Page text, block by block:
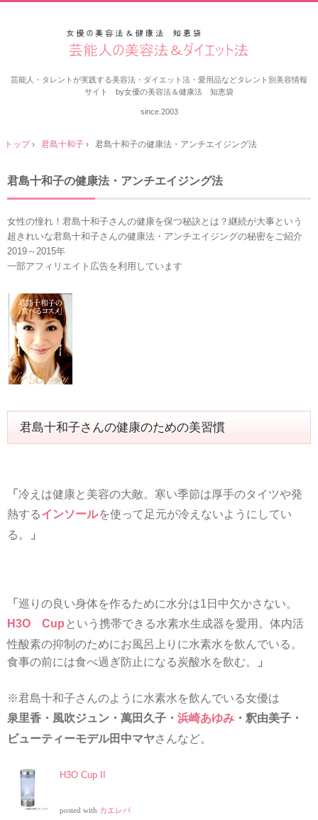
芸能人・タレントが実践する美容法・ダイエット法・愛用品などタレント別美容情報
サイト by女優の美容法＆健康法 知恵袋
since.2003
トップ› 君島十和子 › 君島十和子の健康法・アンチエイジング法
君島十和子の健康法・アンチエイジング法
女性の憧れ！君島十和子さんの健康を保つ秘訣とは？継続が大事という
超きれいな君島十和子さんの健康法・アンチエイジングの秘密をご紹介
2019～2015年
一部アフィリエイト広告を利用しています
君島十和子さんの健康のための美習慣
「 冷えは健康と美容の大敵。寒い季節は厚手のタイツや発
熱するインソールを使って足元が冷えないようにしてい
る。
」
「 巡りの良い身体を作るために水分は1日中欠かさない。
H3O Cup という携帯できる水素水生成器を愛用。体内活
性酸素の抑制のためにお風呂上りに水素水を飲んでいる。
食事の前には食べ過ぎ防止になる炭酸水を飲む。
」
※君島十和子さんのように水素水を飲んでいる女優は
泉里香・風吹ジュン・萬田久子・ 浜崎あゆみ ・釈由美子・
ビューティーモデル田中マヤさんなど。
H3O Cup II
posted with カエレバ